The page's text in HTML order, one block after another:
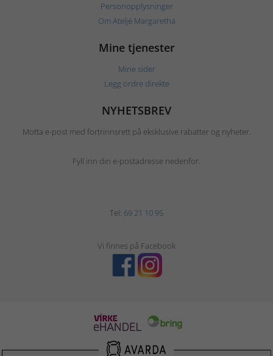
Personopplysninger
Om Ateljé Margaretha
Mine tjenester
Mine sider
Legg ordre direkte
NYHETSBREV
Motta e-post med fortrinnsrett på eksklusive rabatter og nyheter.
Fyll inn din e-postadresse nedenfor.
Tel: 69 21 10 95
Vi finnes på Facebook